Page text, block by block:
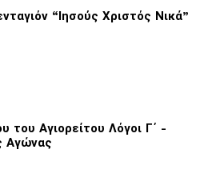
“Ιησούς Χριστός Νικά”
του Αγιορείτου Λόγοι Γ΄ -
Αγώνας